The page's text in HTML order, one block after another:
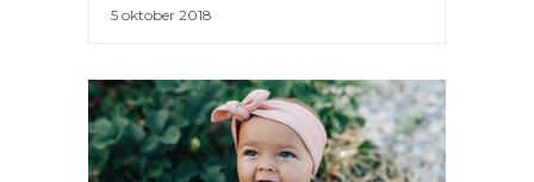
5 oktober 2018